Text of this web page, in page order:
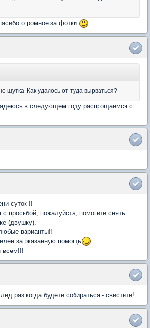
огромное за фотки
шутка! Как удалось от-туда вырваться?
в следующем году распрощаемся с
суток !!
просьбой, пожалуйста, помогите снять
(двушку).
варианты!!
за оказанную помощь
всем!!!
раз когда будете собираться - свистите!